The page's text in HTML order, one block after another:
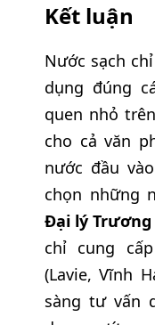
Kết luận
Nước sạch
dụng đúng
quen nhỏ
cho cả văn
nước đầu
chọn những
Đại lý
chỉ cung
(Lavie, Vĩnh
sàng tư vấn